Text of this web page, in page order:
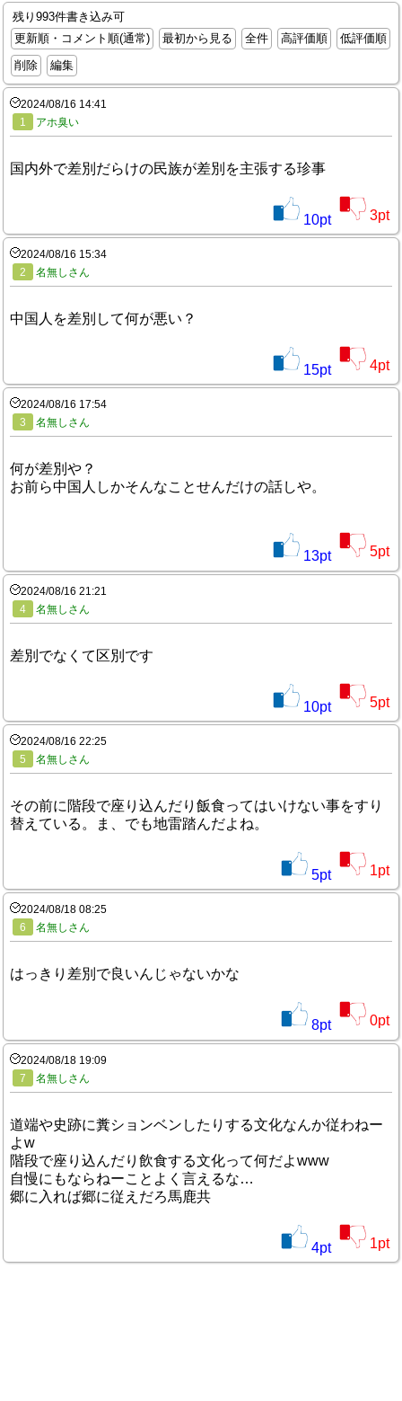
残り993件書き込み可
更新順・コメント順(通常)
最初から見る 全件 高評価順
低評価順
削除
編集
2024/08/16 14:41
1
アホ臭い
国内外で差別だらけの民族が差別を主張する珍事
10pt 3pt
2024/08/16 15:34
2
名無しさん
中国人を差別して何が悪い？
15pt 4pt
2024/08/16 17:54
3
名無しさん
何が差別や？
お前ら中国人しかそんなことせんだけの話しや。
13pt 5pt
2024/08/16 21:21
4
名無しさん
差別でなくて区別です
10pt 5pt
2024/08/16 22:25
5
名無しさん
その前に階段で座り込んだり飯食ってはいけない事をすり
替えている。ま、でも地雷踏んだよね。
5pt 1pt
2024/08/18 08:25
6
名無しさん
はっきり差別で良いんじゃないかな
8pt 0pt
2024/08/18 19:09
7
名無しさん
道端や史跡に糞ションベンしたりする文化なんか従わねー
よw
階段で座り込んだり飲食する文化って何だよwww
自慢にもならねーことよく言えるな…
郷に入れば郷に従えだろ馬鹿共
4pt 1pt